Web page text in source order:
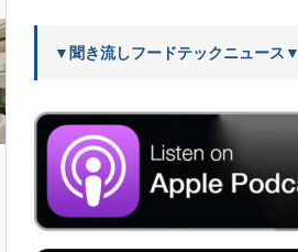
▼聞き流しフードテックニュース▼